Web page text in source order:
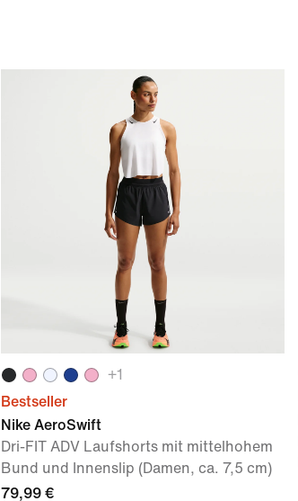
+1
Bestseller
Nike AeroSwift
Dri-FIT ADV Laufshorts mit mittelhohem
Bund und Innenslip (Damen, ca. 7,5 cm)
79,99 €